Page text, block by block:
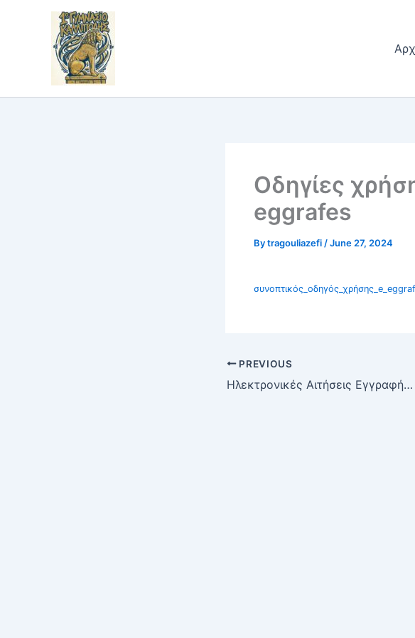
Οδηγίες
eggrafes
Bytragouliazefi /June 27, 2024
PREVIOUS
Ηλεκτρονικές Αιτήσεις Εγγραφής σε ΓΕΛ-ΕΠΑΛ